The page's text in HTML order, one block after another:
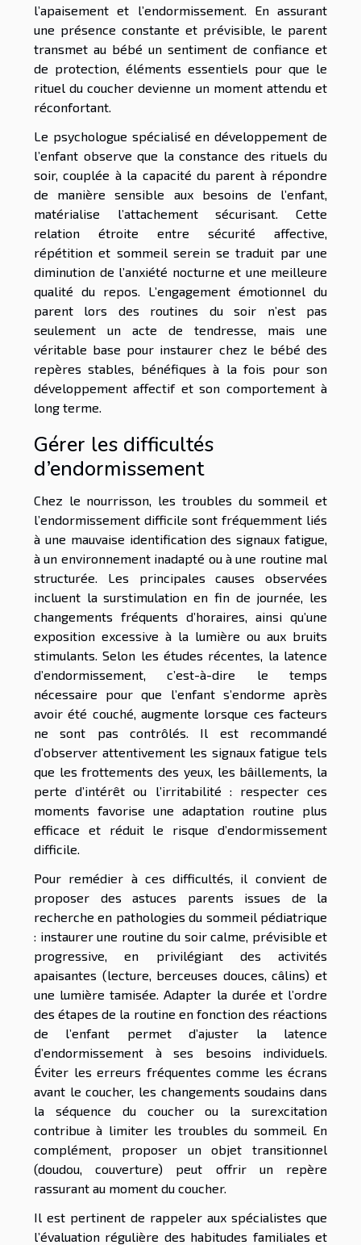
l’apaisement et l’endormissement. En assurant
une présence constante et prévisible, le parent
transmet au bébé un sentiment de confiance et
de protection, éléments essentiels pour que le
rituel du coucher devienne un moment attendu et
réconfortant.
Le psychologue spécialisé en développement de
l’enfant observe que la constance des rituels du
soir, couplée à la capacité du parent à répondre
de manière sensible aux besoins de l’enfant,
matérialise l’attachement sécurisant. Cette
relation étroite entre sécurité affective,
répétition et sommeil serein se traduit par une
diminution de l’anxiété nocturne et une meilleure
qualité du repos. L’engagement émotionnel du
parent lors des routines du soir n’est pas
seulement un acte de tendresse, mais une
véritable base pour instaurer chez le bébé des
repères stables, bénéfiques à la fois pour son
développement affectif et son comportement à
long terme.
Gérer les difficultés
d’endormissement
Chez le nourrisson, les troubles du sommeil et
l’endormissement difficile sont fréquemment liés
à une mauvaise identification des signaux fatigue,
à un environnement inadapté ou à une routine mal
structurée. Les principales causes observées
incluent la surstimulation en fin de journée, les
changements fréquents d’horaires, ainsi qu’une
exposition excessive à la lumière ou aux bruits
stimulants. Selon les études récentes, la latence
d’endormissement, c’est-à-dire le temps
nécessaire pour que l’enfant s’endorme après
avoir été couché, augmente lorsque ces facteurs
ne sont pas contrôlés. Il est recommandé
d’observer attentivement les signaux fatigue tels
que les frottements des yeux, les bâillements, la
perte d’intérêt ou l’irritabilité : respecter ces
moments favorise une adaptation routine plus
efficace et réduit le risque d’endormissement
difficile.
Pour remédier à ces difficultés, il convient de
proposer des astuces parents issues de la
recherche en pathologies du sommeil pédiatrique
: instaurer une routine du soir calme, prévisible et
progressive, en privilégiant des activités
apaisantes (lecture, berceuses douces, câlins) et
une lumière tamisée. Adapter la durée et l’ordre
des étapes de la routine en fonction des réactions
de l’enfant permet d’ajuster la latence
d’endormissement à ses besoins individuels.
Éviter les erreurs fréquentes comme les écrans
avant le coucher, les changements soudains dans
la séquence du coucher ou la surexcitation
contribue à limiter les troubles du sommeil. En
complément, proposer un objet transitionnel
(doudou, couverture) peut offrir un repère
rassurant au moment du coucher.
Il est pertinent de rappeler aux spécialistes que
l’évaluation régulière des habitudes familiales et